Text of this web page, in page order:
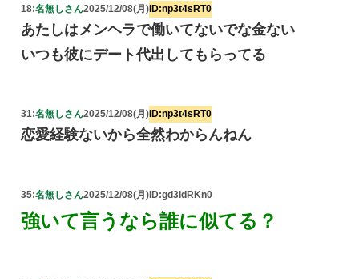
18:名無しさん2025/12/08(月)ID:np3t4sRT0
あたしはメンヘラで働いてないでな金ない
いつも彼にデート代出してもらってる
31:名無しさん2025/12/08(月) ID:np3t4sRT0
恋愛経験ないから全然わからんねん
35:名無しさん2025/12/08(月) ID:gd3ldRKn0
強いて言うなら誰に似てる？